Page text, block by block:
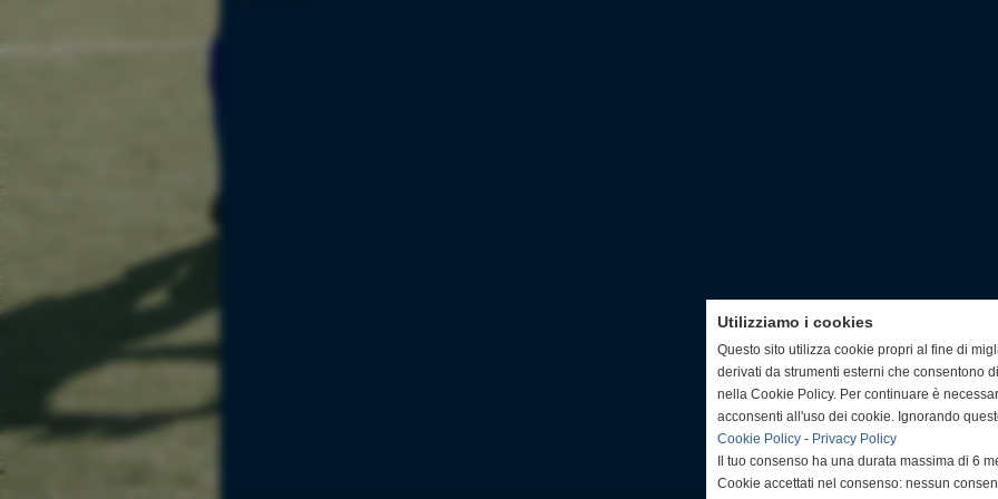
Utilizziamo i cookies
Questo sito utilizza cookie propri al fine di
derivati da strumenti esterni che consentono
nella Cookie Policy. Per continuare è
acconsenti all'uso dei cookie. Ignorando
Cookie Policy - Privacy Policy
Il tuo consenso ha una durata massima di 6
Cookie accettati nel consenso: nessun